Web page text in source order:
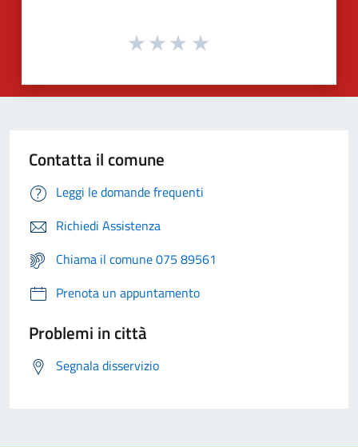
Contatta il comune
Leggi le domande frequenti
Richiedi Assistenza
Chiama il comune 075 89561
Prenota un appuntamento
Problemi in città
Segnala disservizio